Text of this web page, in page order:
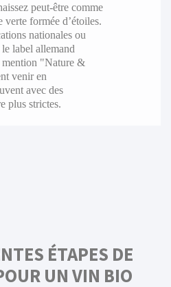
peut-être comme
verte formée d’étoiles.
nationales ou
label allemand
"Nature &
venir en
avec des
plus strictes.
ÉTAPES DE
UN VIN BIO